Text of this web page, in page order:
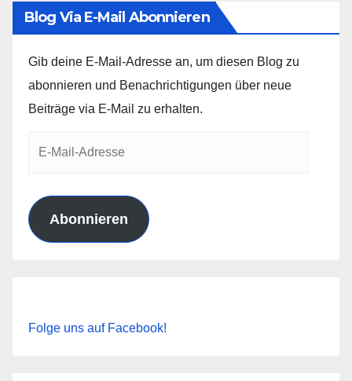
Blog Via E-Mail Abonnieren
Gib deine E-Mail-Adresse an, um diesen Blog zu
abonnieren und Benachrichtigungen über neue
Beiträge via E-Mail zu erhalten.
Abonnieren
Folge uns auf Facebook!